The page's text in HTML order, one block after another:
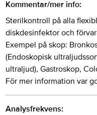
Kommentar/mer info:
Sterilkontroll på alla
diskdesinfektor och
Exempel på skop:
(Endoskopisk
ultraljud), Gastroskop,
För mer information var
Analysfrekvens: